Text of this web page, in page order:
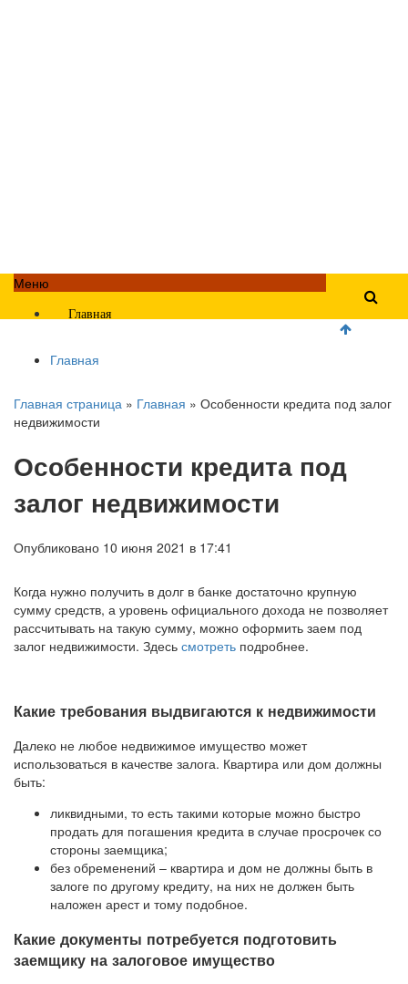
Меню
Главная
Главная
Главная страница » Главная » Особенности кредита под залог
недвижимости
Особенности кредита под
залог недвижимости
Опубликовано 10 июня 2021 в 17:41
Когда нужно получить в долг в банке достаточно крупную
сумму средств, а уровень официального дохода не позволяет
рассчитывать на такую сумму, можно оформить заем под
залог недвижимости. Здесь смотреть подробнее.
Какие требования выдвигаются к недвижимости
Далеко не любое недвижимое имущество может
использоваться в качестве залога. Квартира или дом должны
быть:
ликвидными, то есть такими которые можно быстро
продать для погашения кредита в случае просрочек со
стороны заемщика;
без обременений – квартира и дом не должны быть в
залоге по другому кредиту, на них не должен быть
наложен арест и тому подобное.
Какие документы потребуется подготовить
заемщику на залоговое имущество